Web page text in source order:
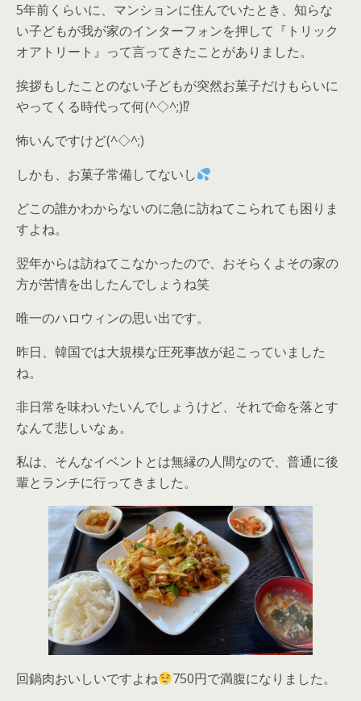
5年前くらいに、マンションに住んでいたとき、知らな
い子どもが我が家のインターフォンを押して『トリック
オアトリート』って言ってきたことがありました。
挨拶もしたことのない子どもが突然お菓子だけもらいに
やってくる時代って何(^◇^;)⁉
怖いんですけど(^◇^;)
しかも、お菓子常備してないし
どこの誰かわからないのに急に訪ねてこられても困りま
すよね。
翌年からは訪ねてこなかったので、おそらくよその家の
方が苦情を出したんでしょうね笑
唯一のハロウィンの思い出です。
昨日、韓国では大規模な圧死事故が起こっていました
ね。
非日常を味わいたいんでしょうけど、それで命を落とす
なんて悲しいなぁ。
私は、そんなイベントとは無縁の人間なので、普通に後
輩とランチに行ってきました。
回鍋肉おいしいですよね
750円で満腹になりました。